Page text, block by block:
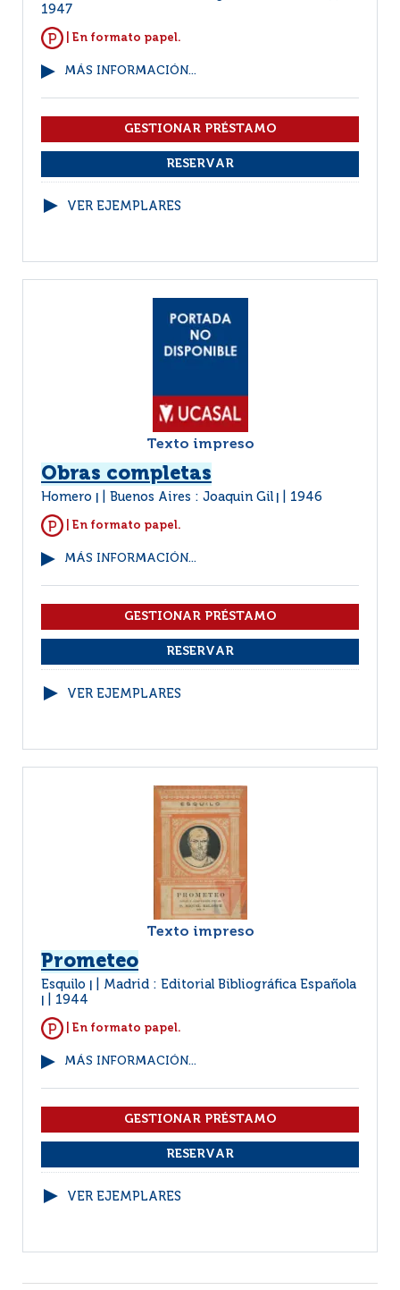
1947
| En formato papel.
MÁS INFORMACIÓN...
VER EJEMPLARES
Texto impreso
Obras completas
Homero Buenos Aires : Joaquin Gil 1946
| En formato papel.
MÁS INFORMACIÓN...
VER EJEMPLARES
Texto impreso
Prometeo
Esquilo Madrid : Editorial Bibliográfica Española
1944
| En formato papel.
MÁS INFORMACIÓN...
VER EJEMPLARES